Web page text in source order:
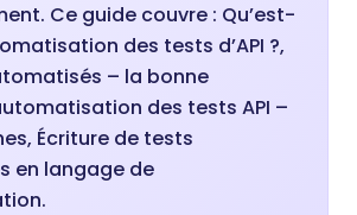
Ce guide couvre : Qu’est-
des tests d’API ?,
– la bonne
des tests API –
Écriture de tests
en langage de